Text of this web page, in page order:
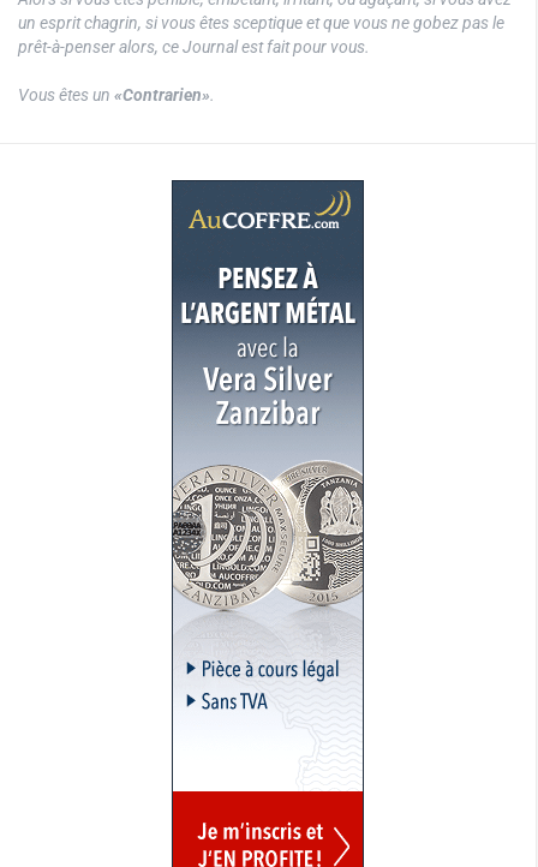
un esprit chagrin, si vous êtes sceptique et que vous ne gobez pas le
prêt-à-penser alors, ce Journal est fait pour vous.
Vous êtes un «Contrarien».